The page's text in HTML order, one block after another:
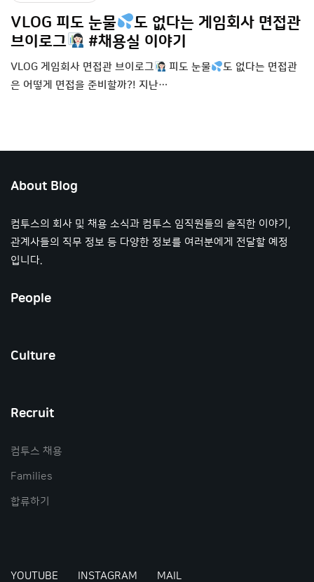
VLOG 피도 눈물
도 없다는 게임회사 면접관
브이로그
#채용실 이야기
VLOG 게임회사 면접관 브이로그 피도 눈물
도 없다는 면접관
은 어떻게 면접을 준비할까?! 지난…
About Blog
컴투스의 회사 및 채용 소식과 컴투스 임직원들의 솔직한 이야기,
관계사들의 직무 정보 등 다양한 정보를 여러분에게 전달할 예정
입니다.
People
Culture
Recruit
컴투스 채용
Families
합류하기
YOUTUBE INSTAGRAM MAIL